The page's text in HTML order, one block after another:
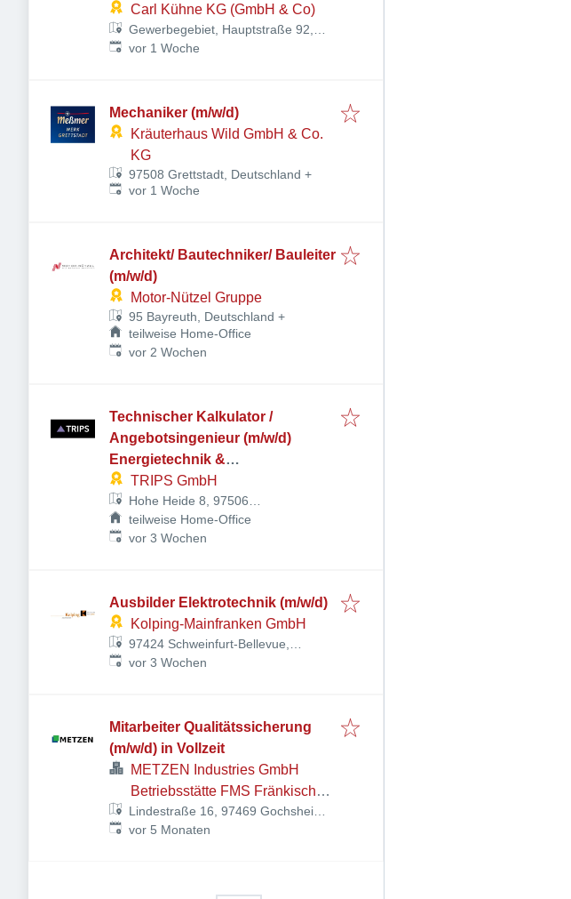
Carl Kühne KG (GmbH & Co)
Gewerbegebiet, Hauptstraße 92,
97526 Sennfeld, Deutschland
Veröffentlicht:
vor 1 Woche
Mechaniker (m/w/d)
Kräuterhaus Wild GmbH & Co.
KG
97508 Grettstadt, Deutschland +
Veröffentlicht:
vor 1 Woche
Architekt/ Bautechniker/ Bauleiter
(m/w/d)
Motor-Nützel Gruppe
95 Bayreuth, Deutschland +
teilweise Home-Office
Veröffentlicht:
vor 2 Wochen
Technischer Kalkulator /
Angebotsingenieur (m/w/d)
Energietechnik &
Prozessautomatisierung
TRIPS GmbH
Hohe Heide 8, 97506
Grafenrheinfeld, Deutschland
teilweise Home-Office
Veröffentlicht:
vor 3 Wochen
Ausbilder Elektrotechnik (m/w/d)
Kolping-Mainfranken GmbH
97424 Schweinfurt-Bellevue,
Deutschland
Veröffentlicht:
vor 3 Wochen
Mitarbeiter Qualitätssicherung
(m/w/d) in Vollzeit
METZEN Industries GmbH
Betriebsstätte FMS Fränkischer
Maschinen- und Stahlbau
Lindestraße 16, 97469 Gochsheim,
Deutschland
Veröffentlicht:
vor 5 Monaten